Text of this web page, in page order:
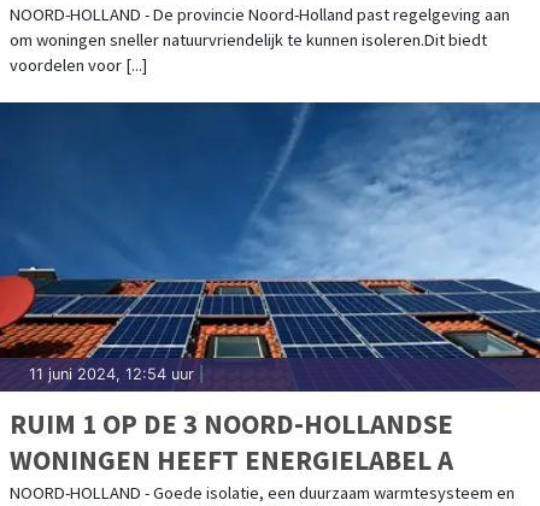
ISOLEREN
NOORD-HOLLAND - De provincie Noord-Holland past regelgeving aan
om woningen sneller natuurvriendelijk te kunnen isoleren.Dit biedt
voordelen voor [...]
11 juni 2024, 12:54 uur
RUIM 1 OP DE 3 NOORD-HOLLANDSE
WONINGEN HEEFT ENERGIELABEL A
NOORD-HOLLAND - Goede isolatie, een duurzaam warmtesysteem en